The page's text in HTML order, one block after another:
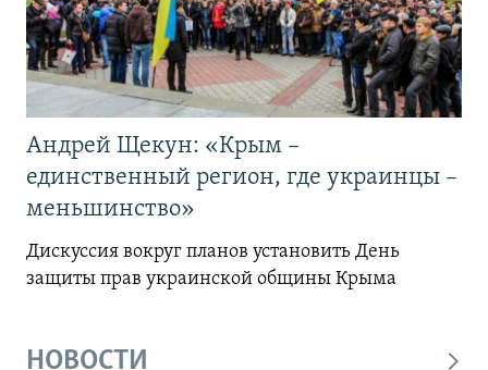
Андрей Щекун: «Крым –
единственный регион, где украинцы –
меньшинство»
Дискуссия вокруг планов установить День
защиты прав украинской общины Крыма
НОВОСТИ